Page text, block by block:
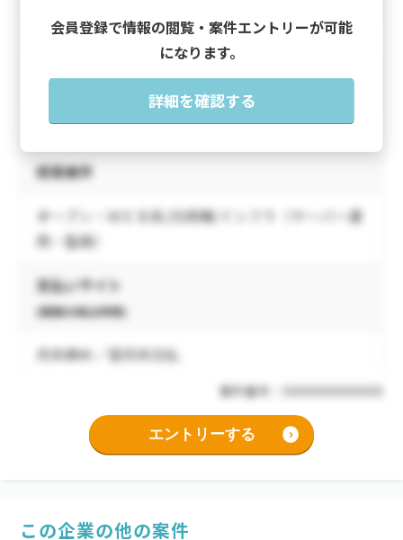
03-1234-5678
URL
https://www.sample-tech.example.com/
得意案件
オープン・ＷＥＢ系/汎用機/インフラ（サーバー運
用・監視）
支払いサイト
(報酬の振込時期)
月末締め／翌月末日払
案件番号：XXXXXXXXXXXXXX
会員登録で情報の閲覧・案件エントリーが可能
になります。
詳細を確認する
エントリーする
この企業の他の案件